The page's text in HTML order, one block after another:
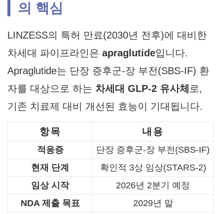
의 핵심
LINZESS의 특허 만료(2030년 전후)에 대비한
차세대 파이프라인은 apraglutide입니다.
Apraglutide는 단장 증후군-장 부전(SBS-IF) 환
자를 대상으로 하는 차세대 GLP-2 유사체 로,
기존 치료제 대비 개선된 효능이 기대됩니다.
항목 내용
적응증
단장 증후군-장 부전(SBS-IF)
현재 단계
확인적 3상 임상(STARS-2)
임상 시작
2026년 2분기 예정
NDA 제출 목표
2029년 말